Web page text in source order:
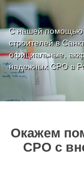
С нашей помощью
строителей в
официальные,
надежных СРО в
Окажем
СРО с